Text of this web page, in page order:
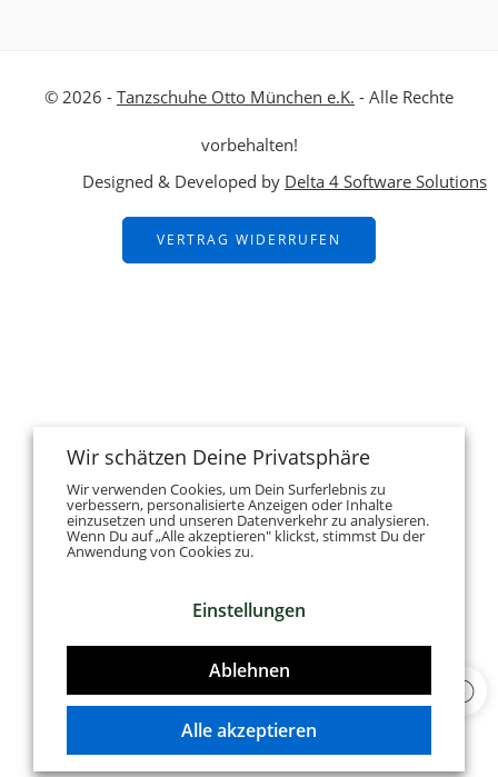
© 2026 - Tanzschuhe Otto München e.K. - Alle Rechte
vorbehalten!
Designed & Developed by Delta 4 Software Solutions
VERTRAG WIDERRUFEN
Wir schätzen Deine Privatsphäre
Wir verwenden Cookies, um Dein Surferlebnis zu
verbessern, personalisierte Anzeigen oder Inhalte
einzusetzen und unseren Datenverkehr zu analysieren.
Wenn Du auf „Alle akzeptieren" klickst, stimmst Du der
Anwendung von Cookies zu.
Einstellungen
Ablehnen
Alle akzeptieren